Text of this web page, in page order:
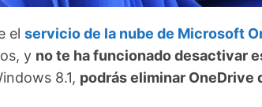
el servicio de la nube de Microsoft
y no te ha funcionado desactivar
8.1, podrás eliminar OneDrive